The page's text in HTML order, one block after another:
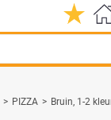
> PIZZA > Bruin, 1-2